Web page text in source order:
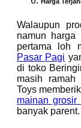
Walaupun
namun harga
pertama loh
Pasar Pagi
di toko
masih ramah
Toys
mainan
banyak parent.